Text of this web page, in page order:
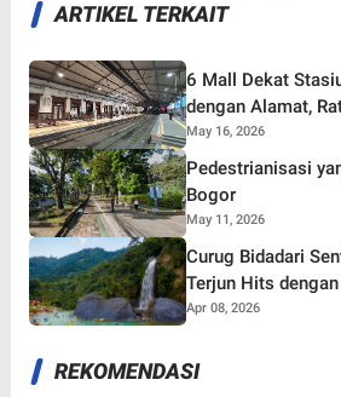
ARTIKEL TERKAIT
6 Mall Dekat
dengan Alamat,
Maps
May 16, 2026
Pedestrianisasi
Bogor
May 11, 2026
Curug Bidadari
Terjun Hits
Bogor
Apr 08, 2026
REKOMENDASI